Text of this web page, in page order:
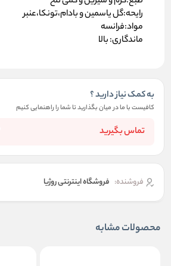
رایحه:گل یاسمین و بادام،تونکا،عنبر
مواد:فرانسه
ماندگاری: بالا
به کمک نیاز دارید ؟
کافیست با ما در میان بگذارید تا شما را راهنمایی کنیم
تماس بگیرید
فروشنده: فروشگاه اینترنتی روژیا
محصولات مشابه